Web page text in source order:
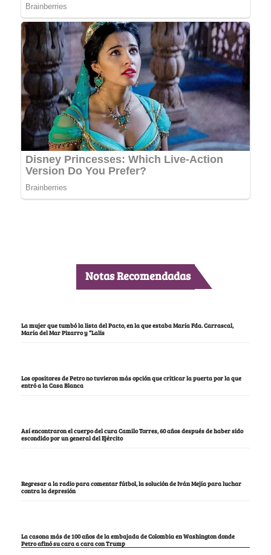
Notas Recomendadas
La mujer que tumbó la lista del Pacto, en la que estaba María Fda. Carrascal,
María del Mar Pizarro y “Lalis
Los opositores de Petro no tuvieron más opción que criticar la puerta por la que
entró a la Casa Blanca
Así encontraron el cuerpo del cura Camilo Torres, 60 años después de haber sido
escondido por un general del Ejército
Regresar a la radio para comentar fútbol, la solución de Iván Mejía para luchar
contra la depresión
La casona más de 100 años de la embajada de Colombia en Washington donde
Petro afinó su cara a cara con Trump